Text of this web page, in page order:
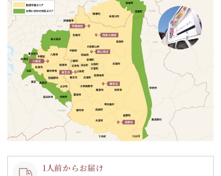
1人前からお届け